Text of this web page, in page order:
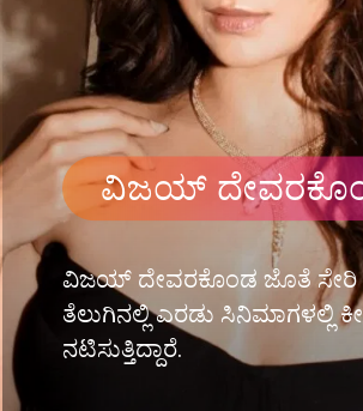
ವಿಜಯ್ ದೇವರಕೊಂಡ ಜೊತೆ ಸೇರಿ
ತೆಲುಗಿನಲ್ಲಿ ಎರಡು ಸಿನಿಮಾಗಳಲ್ಲಿ
ನಟಿಸುತ್ತಿದ್ದಾರೆ.
ವಿಜಯ್